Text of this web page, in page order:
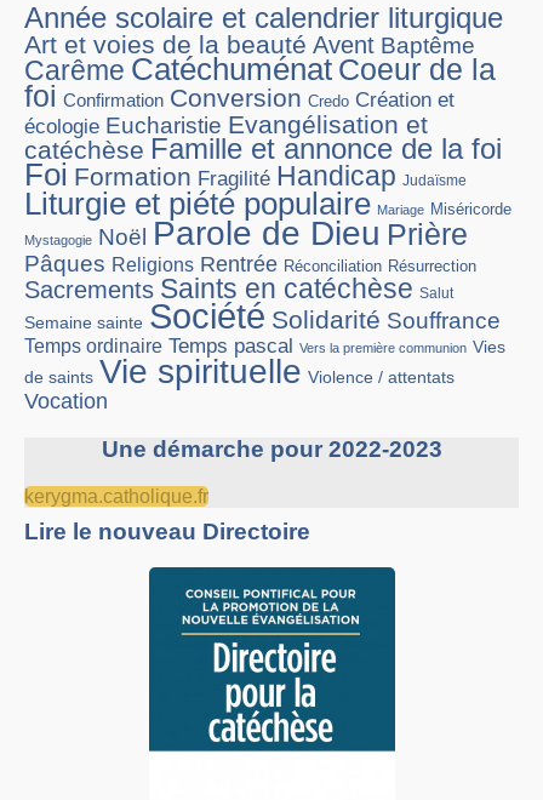
Année scolaire et calendrier liturgique
Art et voies de la beauté Avent Baptême
Carême Catéchuménat Coeur de la
foi Confirmation Conversion Credo Création et
écologie Eucharistie Evangélisation et
catéchèse Famille et annonce de la foi
Foi Formation Fragilité Handicap Judaïsme
Liturgie et piété populaire Mariage Miséricorde
Mystagogie Noël Parole de Dieu Prière
Pâques Religions Rentrée Réconciliation Résurrection
Sacrements Saints en catéchèse Salut
Semaine sainte Société Solidarité Souffrance
Temps ordinaire Temps pascal Vers la première communion Vies
de saints Vie spirituelle Violence / attentats
Vocation
Une démarche pour 2022-2023
kerygma.catholique.fr
Lire le nouveau Directoire